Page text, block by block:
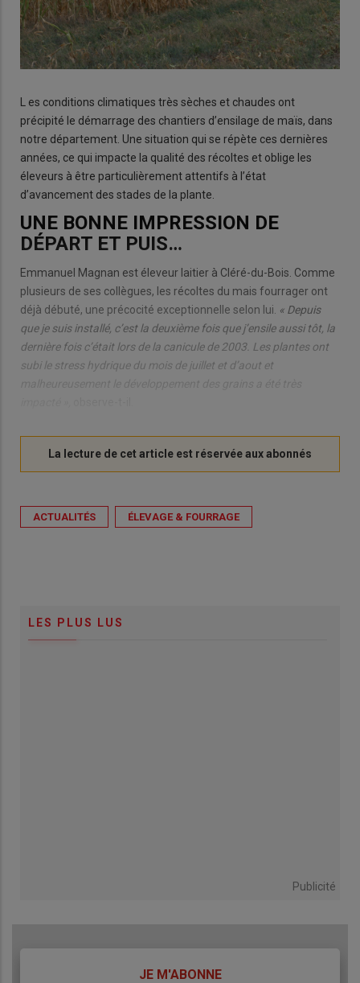
L es conditions climatiques très sèches et chaudes ont
précipité le démarrage des chantiers d’ensilage de maïs, dans
notre département. Une situation qui se répète ces dernières
années, ce qui impacte la qualité des récoltes et oblige les
éleveurs à être particulièrement attentifs à l’état
d’avancement des stades de la plante.
UNE BONNE IMPRESSION DE
DÉPART ET PUIS…
Emmanuel Magnan est éleveur laitier à Cléré-du-Bois. Comme
plusieurs de ses collègues, les récoltes du mais fourrager ont
déjà débuté, une précocité exceptionnelle selon lui. « Depuis
que je suis installé, c’est la deuxième fois que j’ensile aussi tôt, la
dernière fois c’était lors de la canicule de 2003. Les plantes ont
subi le stress hydrique du mois de juillet et d’aout et
ACTUALITÉS ÉLEVAGE & FOURRAGE
LES PLUS LUS
Publicité
JE M'ABONNE